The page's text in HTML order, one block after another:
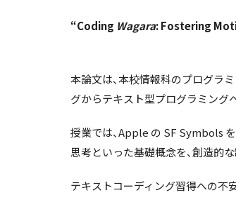
“Coding Wagara: Fostering
本論文は、本校情報科のプログラ
グからテキスト型プログラミング
授業では、Apple の SF Symbols
思考といった基礎概念を、創造的
テキストコーディング習得への不